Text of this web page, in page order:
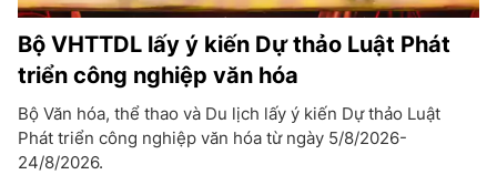
Bộ VHTTDL lấy ý kiến Dự thảo Luật Phát
triển công nghiệp văn hóa
Bộ Văn hóa, thể thao và Du lịch lấy ý kiến Dự thảo Luật
Phát triển công nghiệp văn hóa từ ngày 5/8/2026-
24/8/2026.